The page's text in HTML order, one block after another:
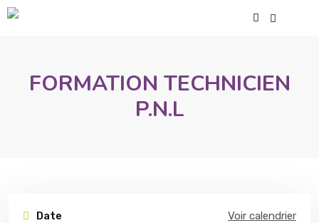
FORMATION TECHNICIEN
P.N.L
Date Voir calendrier